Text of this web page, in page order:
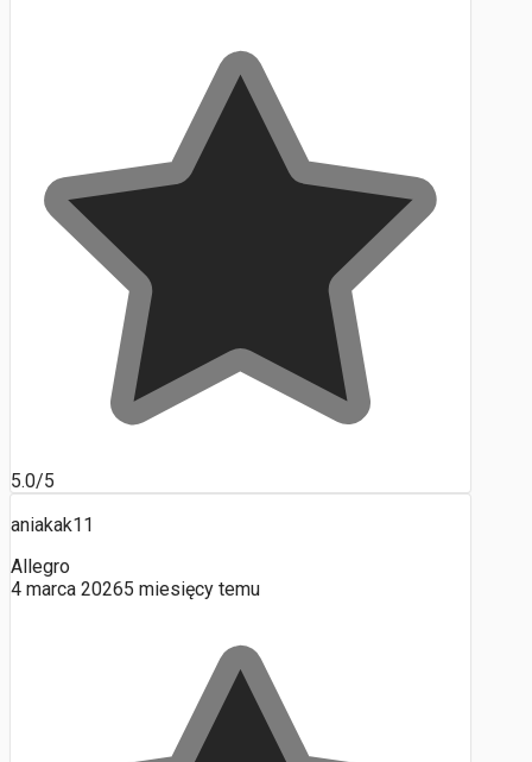
5.0/5
aniakak11
Allegro
4 marca 20265 miesięcy temu